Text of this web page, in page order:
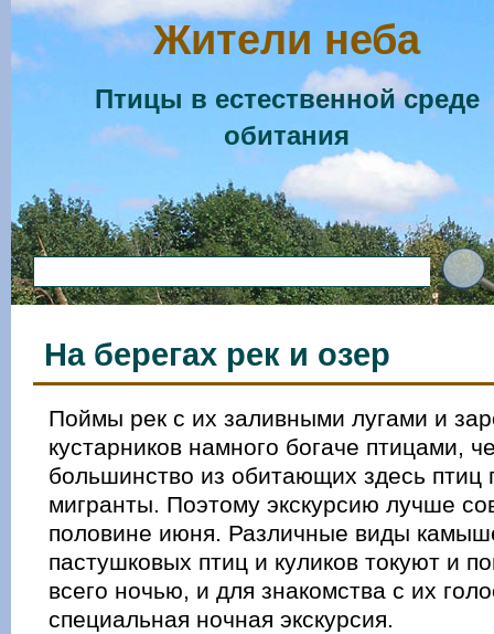
Жители неба
Птицы в естественной среде
обитания
На берегах рек и озер
Поймы рек с их заливными лугами и
кустарников намного богаче птицами,
большинство из обитающих здесь птиц
мигранты. Поэтому экскурсию лучше
половине июня. Различные виды
пастушковых птиц и куликов токуют и
всего ночью, и для знакомства с их
специальная ночная экскурсия.